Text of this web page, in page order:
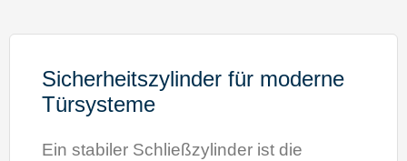
Sicherheitszylinder für moderne
Türsysteme
Ein stabiler Schließzylinder ist die